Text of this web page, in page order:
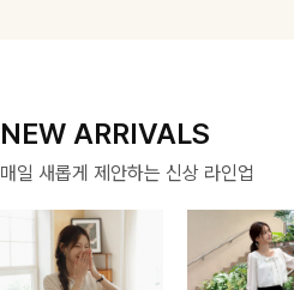
NEW ARRIVALS
매일 새롭게 제안하는 신상 라인업